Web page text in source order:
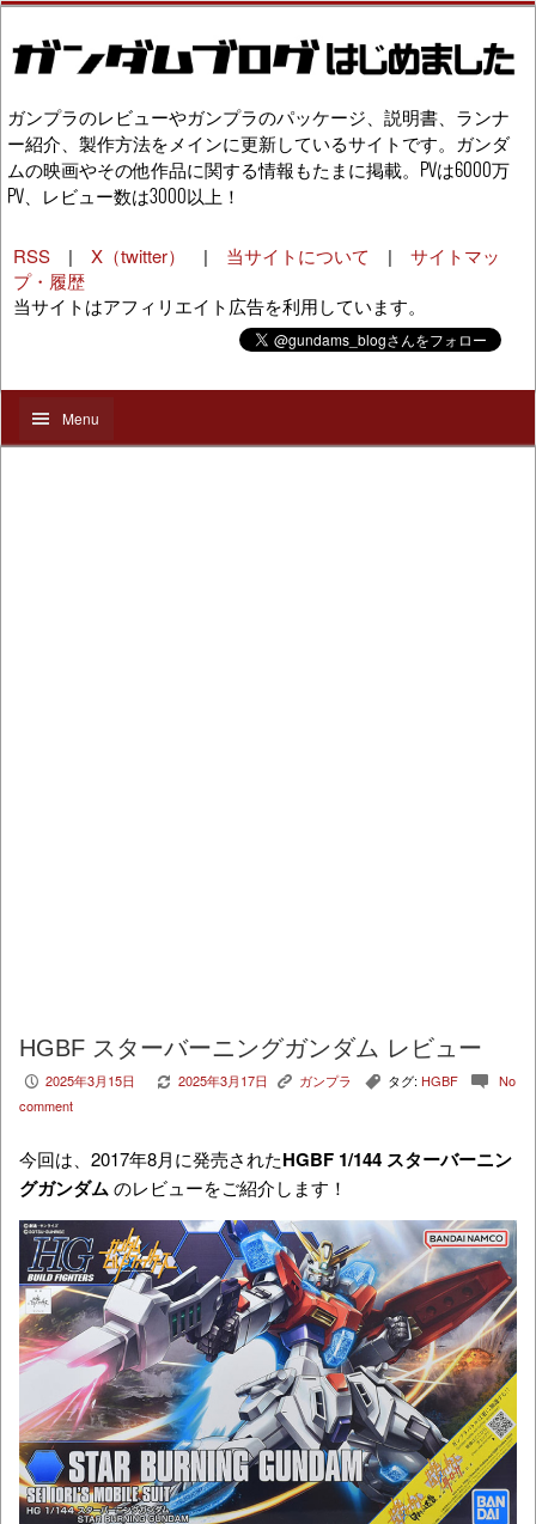
ガンプラのレビューやガンプラのパッケージ、説明書、ランナ
ー紹介、製作方法をメインに更新しているサイトです。ガンダ
ムの映画やその他作品に関する情報もたまに掲載。PVは6000万
PV、レビュー数は3000以上！
RSS | X（twitter） | 当サイトについて | サイトマッ
プ・履歴
当サイトはアフィリエイト広告を利用しています。
Menu
HGBF スターバーニングガンダム レビュー
P 2025年3月15日 V 2025年3月17日 K ガンプラ , タグ: HGBF c No
comment
今回は、2017年8月に発売されたHGBF 1/144 スターバーニン
グガンダムのレビューをご紹介します！